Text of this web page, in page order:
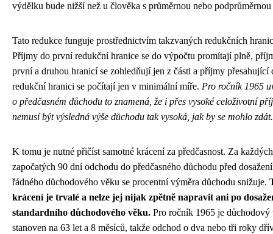
výdělku bude nižší než u člověka s průměrnou nebo
Tato redukce funguje prostřednictvím takzvaných redukčních
Příjmy do první redukční hranice se do výpočtu promítají plně,
první a druhou hranicí se zohledňují jen z části a příjmy přesahující
redukční hranici se počítají jen v minimální míře. Pro ročník 1965
o předčasném důchodu to znamená, že i přes vysoké celoživotní
nemusí být výsledná výše důchodu tak vysoká, jak by se mohlo zdát.
K tomu je nutné přičíst samotné krácení za předčasnost. Za
započatých 90 dní odchodu do předčasného důchodu před
řádného důchodového věku se procentní výměra důchodu snižuje.
krácení je trvalé a nelze jej nijak zpětně napravit ani po
standardního důchodového věku. Pro ročník 1965 je důchodový
stanoven na 63 let a 8 měsíců, takže odchod o dva nebo tři roky